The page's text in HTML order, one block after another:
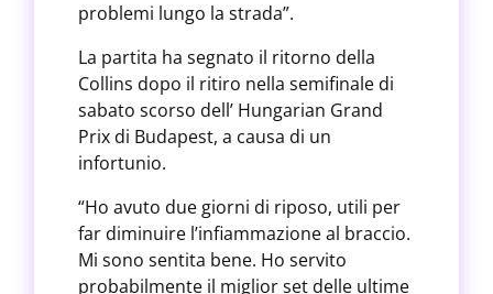
problemi lungo la strada”.
La partita ha segnato il ritorno della
Collins dopo il ritiro nella semifinale di
sabato scorso dell’ Hungarian Grand
Prix di Budapest, a causa di un
infortunio.
“Ho avuto due giorni di riposo, utili per
far diminuire l’infiammazione al braccio.
Mi sono sentita bene. Ho servito
probabilmente il miglior set delle ultime